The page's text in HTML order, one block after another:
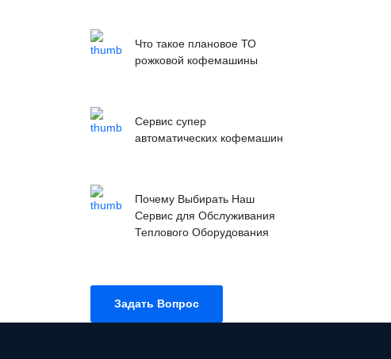
Что такое плановое ТО
рожковой кофемашины
Сервис супер
автоматических кофемашин
Почему Выбирать Наш
Сервис для Обслуживания
Теплового Оборудования
Задать Вопрос